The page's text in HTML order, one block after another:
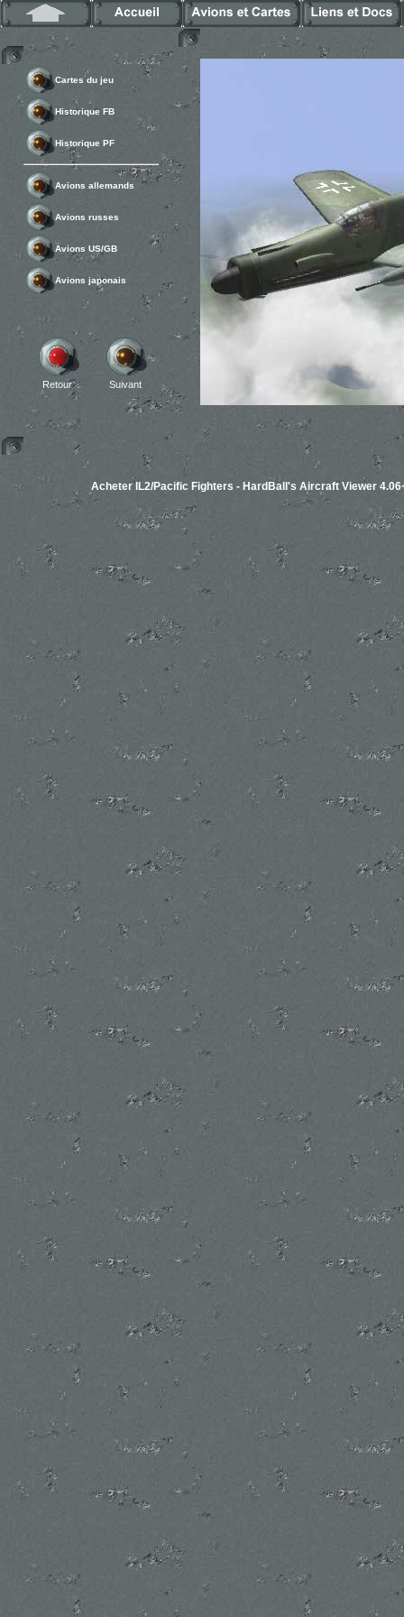
Cartes du jeu
Historique FB
Historique PF
Avions allemands
Avions russes
Avions US/GB
Avions japonais
Retour Suivant
Acheter IL2/Pacific Fighters - HardBall's Aircraft Viewer